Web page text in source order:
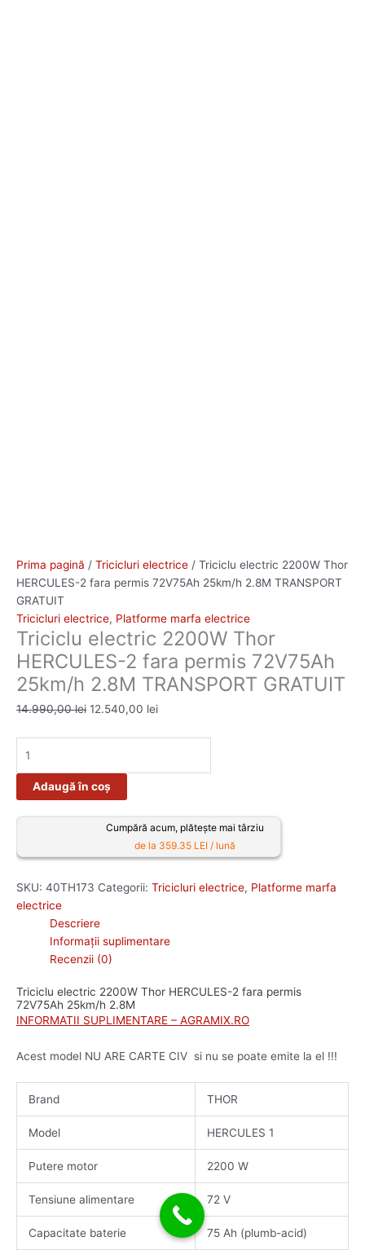
Prima pagină / Tricicluri electrice / Triciclu electric 2200W Thor
HERCULES-2 fara permis 72V75Ah 25km/h 2.8M TRANSPORT
GRATUIT
Tricicluri electrice, Platforme marfa electrice
Triciclu electric 2200W Thor
HERCULES-2 fara permis 72V75Ah
25km/h 2.8M TRANSPORT GRATUIT
14.990,00lei 12.540,00 lei
Adaugă în coș
Cumpără acum, plătește mai târziu
de la 359.35 LEI / lună
SKU: 40TH173 Categorii: Tricicluri electrice, Platforme marfa
electrice
Descriere
Informații suplimentare
Recenzii (0)
Triciclu electric 2200W Thor HERCULES-2 fara permis
72V75Ah 25km/h 2.8M
INFORMATII SUPLIMENTARE – AGRAMIX.RO
Acest model NU ARE CARTE CIV si nu se poate emite la el !!!
Brand THOR
Model HERCULES 1
Putere motor 2200 W
Tensiune alimentare 72 V
Capacitate baterie 75 Ah (plumb-acid)